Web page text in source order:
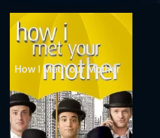
How I Met Your Mother